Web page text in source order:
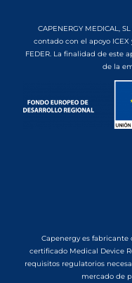
CAPENERGY MEDICAL,
contado con el apoyo
FEDER. La finalidad de este
de la
Capenergy es fabricante
certificado Medical Device
requisitos regulatorios
mercado de